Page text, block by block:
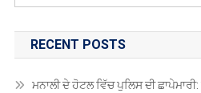
RECENT POSTS
ਮਨਾਲੀ ਦੇ ਹੋਟਲ ਵਿੱਚ ਪੁਲਿਸ ਦੀ